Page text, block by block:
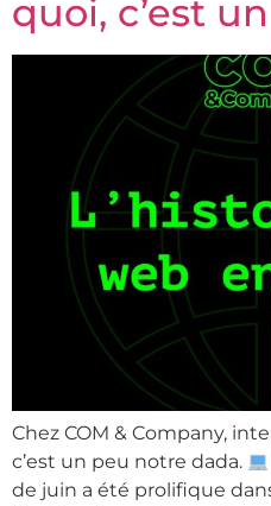
quoi, c’est
Chez COM & Company,
c’est un peu notre dada.
de juin a été prolifique